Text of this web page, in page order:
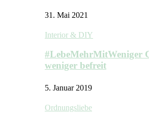
31. Mai 2021
Interior & DIY
#LebeMehrMitWeniger
weniger befreit
5. Januar 2019
Ordnungsliebe